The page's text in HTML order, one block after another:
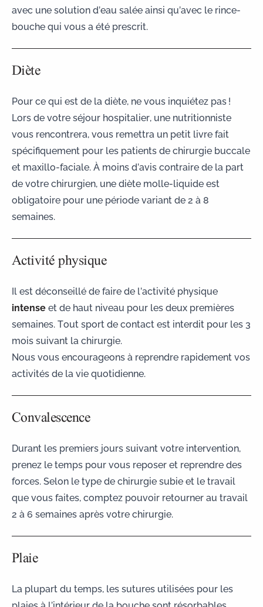
avec une solution d’eau salée ainsi qu’avec le rince-
bouche qui vous a été prescrit.
Diète
Pour ce qui est de la diète, ne vous inquiétez pas !
Lors de votre séjour hospitalier, une nutritionniste
vous rencontrera, vous remettra un petit livre fait
spécifiquement pour les patients de chirurgie buccale
et maxillo-faciale. À moins d’avis contraire de la part
de votre chirurgien, une diète molle-liquide est
obligatoire pour une période variant de 2 à 8
semaines.
Activité physique
Il est déconseillé de faire de l’activité physique
intenseet de haut niveau pour les deux premières
semaines. Tout sport de contact est interdit pour les 3
mois suivant la chirurgie.
Nous vous encourageons à reprendre rapidement vos
activités de la vie quotidienne.
Convalescence
Durant les premiers jours suivant votre intervention,
prenez le temps pour vous reposer et reprendre des
forces. Selon le type de chirurgie subie et le travail
que vous faites, comptez pouvoir retourner au travail
2 à 6 semaines après votre chirurgie.
Plaie
La plupart du temps, les sutures utilisées pour les
plaies à l’intérieur de la bouche sont résorbables